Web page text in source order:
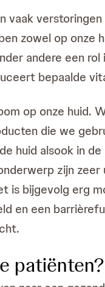
zowel op onze
andere een
bepaalde
op onze
die we
huid alsook in
zijn
is bijgevolg erg
en een
patiënten?